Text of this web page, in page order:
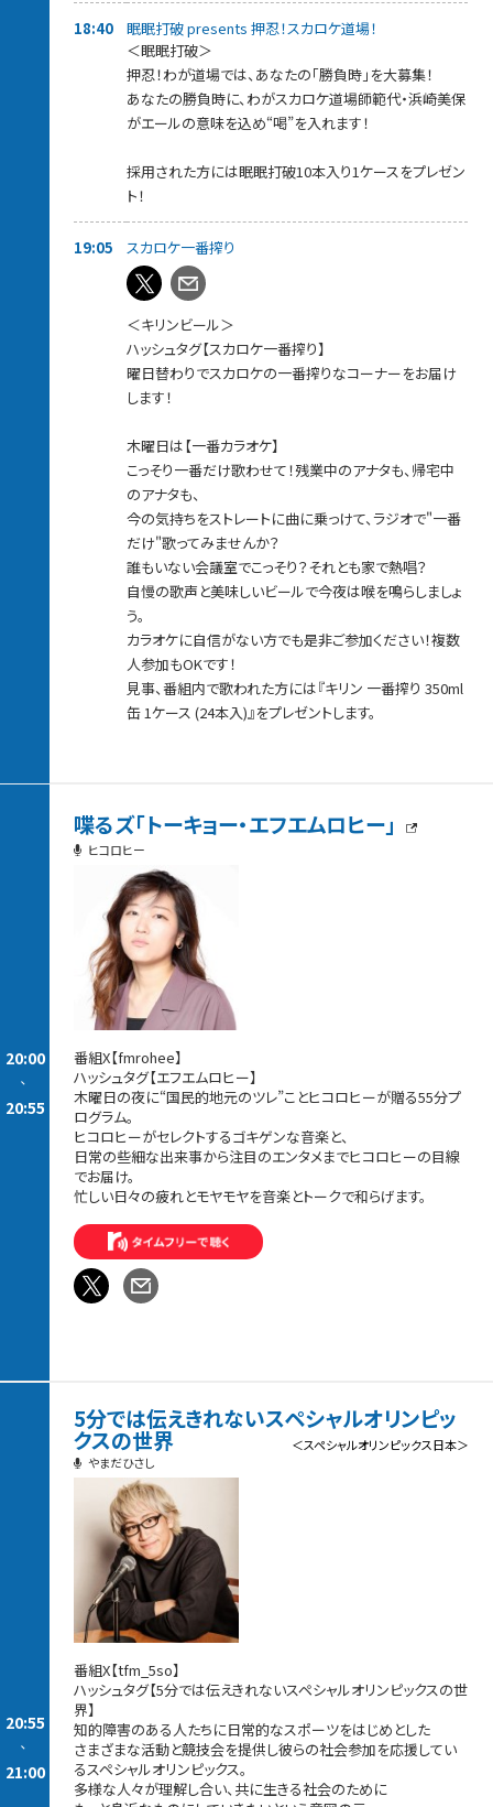
18:40
眠眠打破 presents 押忍！スカロケ道場！
＜眠眠打破＞
押忍！わが道場では、あなたの「勝負時」を大募集！
あなたの勝負時に、わがスカロケ道場師範代・浜崎美保
がエールの意味を込め“喝”を入れます！
採用された方には眠眠打破10本入り1ケースをプレゼン
ト！
19:05 スカロケ一番搾り
＜キリンビール＞
ハッシュタグ【スカロケ一番搾り】
曜日替わりでスカロケの一番搾りなコーナーをお届け
します！
木曜日は【一番カラオケ】
こっそり一番だけ歌わせて！残業中のアナタも、帰宅中
のアナタも、
今の気持ちをストレートに曲に乗っけて、ラジオで"一番
だけ"歌ってみませんか？
誰もいない会議室でこっそり？それとも家で熱唱？
自慢の歌声と美味しいビールで今夜は喉を鳴らしましょ
う。
カラオケに自信がない方でも是非ご参加ください！複数
人参加もOKです！
見事、番組内で歌われた方には『キリン 一番搾り 350ml
缶 1ケース (24本入)』をプレゼントします。
20:00
-
20:55
喋るズ「トーキョー・エフエムロヒー」
ヒコロヒー
番組X【fmrohee】
ハッシュタグ【エフエムロヒー】
木曜日の夜に“国民的地元のツレ”ことヒコロヒーが贈る55分プ
ログラム。
ヒコロヒーがセレクトするゴキゲンな音楽と、
日常の些細な出来事から注目のエンタメまでヒコロヒーの目線
でお届け。
忙しい日々の疲れとモヤモヤを音楽とトークで和らげます。
20:55
-
21:00
5分では伝えきれないスペシャルオリンピッ
クスの世界
＜スペシャルオリンピックス日本＞
やまだひさし
番組X【tfm_5so】
ハッシュタグ【5分では伝えきれないスペシャルオリンピックスの世
界】
知的障害のある人たちに日常的なスポーツをはじめとした
さまざまな活動と競技会を提供し彼らの社会参加を応援してい
るスペシャルオリンピックス。
多様な人々が理解し合い、共に生きる社会のために